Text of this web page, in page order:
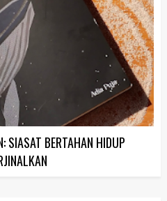
SIASAT BERTAHAN HIDUP